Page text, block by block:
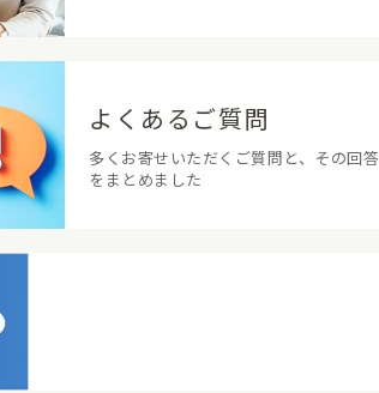
よくあるご質問
多くお寄せいただくご質問と、その回答
をまとめました